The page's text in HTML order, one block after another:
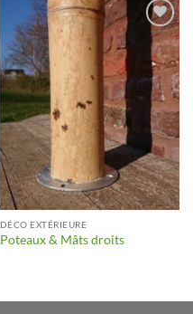
Ajouter
à la liste
d’envies
DÉCO EXTÉRIEURE
Poteaux & Mâts droits